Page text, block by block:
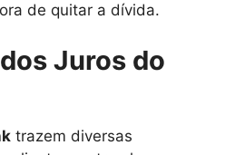
de quitar a dívida.
Juros do
trazem diversas